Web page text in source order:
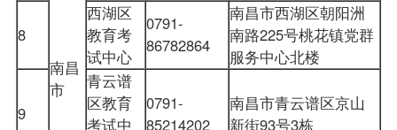
南昌
市
8
西湖区
教育考
试中心
0791-
86782864
南昌市西湖区朝阳洲
南路225号桃花镇党群
服务中心北楼
9
青云谱
区教育
考试中
0791-
85214202
南昌市青云谱区京山
新街93号3栋